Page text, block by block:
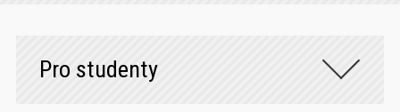
Pro studenty